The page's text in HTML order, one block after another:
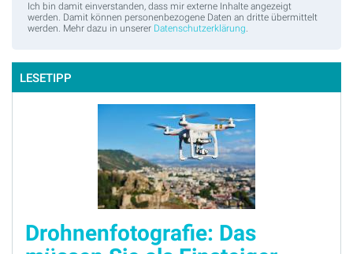
Ich bin damit einverstanden, dass mir externe Inhalte angezeigt
werden. Damit können personenbezogene Daten an dritte übermittelt
werden. Mehr dazu in unserer Datenschutzerklärung.
LESETIPP
Drohnenfotografie: Das